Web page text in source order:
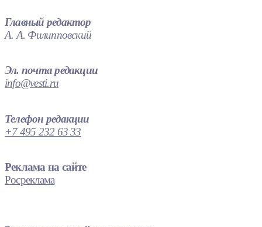
Главный редактор
А. А. Филипповский
Эл. почта редакции
info@vesti.ru
Телефон редакции
+7 495 232 63 33
Реклама на сайте
Росреклама